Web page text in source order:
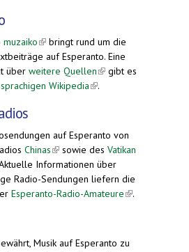
muzaiko(link is external)
bringt rund um die
auf Esperanto. Eine
über weitere Quellen(link is
external)
gibt es
Wikipedia(link is
.
auf Esperanto von
Chinas(link is external)
sowie des Vatikan
Informationen über
Radio-Sendungen liefern die
Esperanto-Radio-Amateure(link is
.
Musik auf Esperanto zu